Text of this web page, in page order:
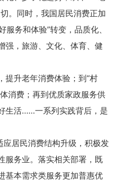
。同时，我国居民消费正加
服务和体验”转变，品质化、
强，旅游、文化、体育、健
提升老年消费体验；到“村
消费；再到优质家政服务供
生活……一系列实践背后，是
应居民消费结构升级，积极发
服务业。落实相关部署，既
基本需求类服务更加普惠优